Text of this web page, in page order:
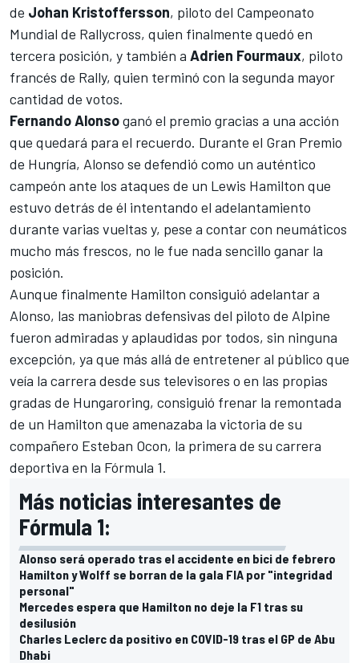
de Johan Kristoffersson, piloto del Campeonato
Mundial de Rallycross, quien finalmente quedó en
tercera posición, y también a Adrien Fourmaux, piloto
francés de Rally, quien terminó con la segunda mayor
cantidad de votos.
Fernando Alonsoganó el premio gracias a una acción
que quedará para el recuerdo. Durante el Gran Premio
de Hungría, Alonso se defendió como un auténtico
campeón ante los ataques de un Lewis Hamilton que
estuvo detrás de él intentando el adelantamiento
durante varias vueltas y, pese a contar con neumáticos
mucho más frescos, no le fue nada sencillo ganar la
posición.
Aunque finalmente Hamilton consiguió adelantar a
Alonso, las maniobras defensivas del piloto de Alpine
fueron admiradas y aplaudidas por todos, sin ninguna
excepción, ya que más allá de entretener al público que
veía la carrera desde sus televisores o en las propias
gradas de Hungaroring, consiguió frenar la remontada
de un Hamilton que amenazaba la victoria de su
compañero Esteban Ocon, la primera de su carrera
deportiva en la Fórmula 1.
Más noticias interesantes de
Fórmula 1:
Alonso será operado tras el accidente en bici de febrero
Hamilton y Wolff se borran de la gala FIA por "integridad
personal"
Mercedes espera que Hamilton no deje la F1 tras su
desilusión
Charles Leclerc da positivo en COVID-19 tras el GP de Abu
Dhabi